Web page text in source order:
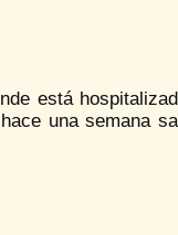
está
una semana